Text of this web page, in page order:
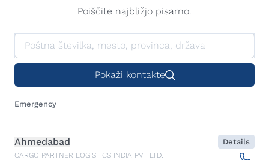
Poiščite najbližjo pisarno.
Pokaži kontakte
Emergency
Ahmedabad
CARGO PARTNER LOGISTICS INDIA PVT LTD.
Details